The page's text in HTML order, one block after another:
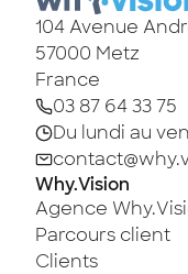
104 Avenue
57000 Metz
France
03 87 64 33 75
Du lundi au
Why.Vision
Agence
Parcours client
Clients